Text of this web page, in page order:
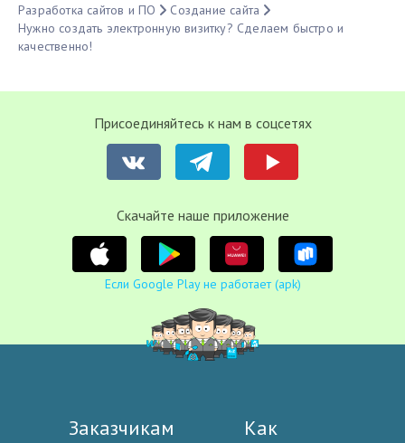
Разработка сайтов и ПО
Создание сайта
Нужно создать электронную визитку? Сделаем быстро и
качественно!
Присоединяйтесь к нам в соцсетях
Cкачайте наше приложение
Если Google Play не работает (apk)
Заказчикам
Как